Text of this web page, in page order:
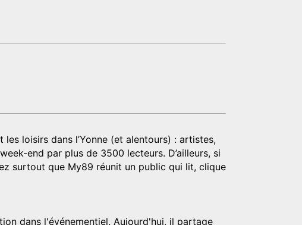
loisirs dans l’Yonne (et alentours) : artistes,
end par plus de 3500 lecteurs. D’ailleurs, si
surtout que My89 réunit un public qui lit, clique
dans l'événementiel. Aujourd'hui, il partage